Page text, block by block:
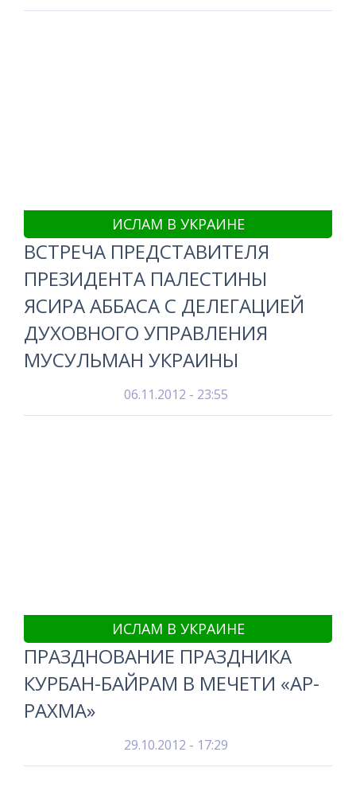
ИСЛАМ В УКРАИНЕ
ВСТРЕЧА ПРЕДСТАВИТЕЛЯ
ПРЕЗИДЕНТА ПАЛЕСТИНЫ
ЯСИРА АББАСА С ДЕЛЕГАЦИЕЙ
ДУХОВНОГО УПРАВЛЕНИЯ
МУСУЛЬМАН УКРАИНЫ
06.11.2012 - 23:55
ИСЛАМ В УКРАИНЕ
ПРАЗДНОВАНИЕ ПРАЗДНИКА
КУРБАН-БАЙРАМ В МЕЧЕТИ «АР-
РАХМА»
29.10.2012 - 17:29